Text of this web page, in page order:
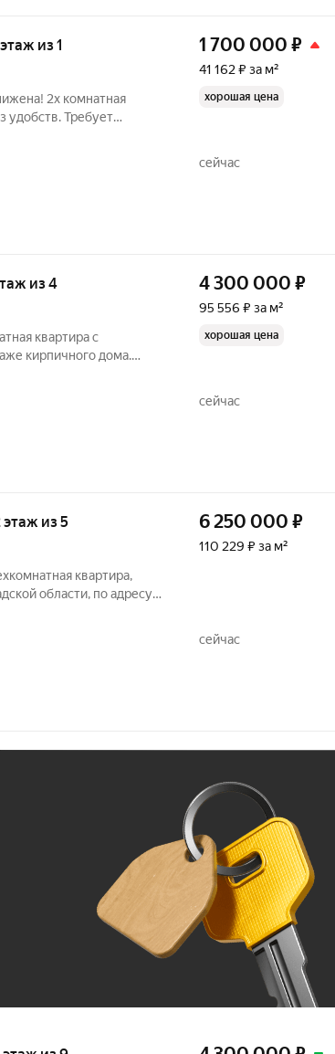
из 1
2х комнатная
удобств. Требует
свежий воздух.
1 700 000 ₽
41 162 ₽ за м²
хорошая цена
сейчас
из 4
квартира с
кирпичного дома.
двор, где расположена
4 300 000 ₽
95 556 ₽ за м²
хорошая цена
сейчас
этаж из 5
квартира,
области, по адресу
всей необходимой
6 250 000 ₽
110 229 ₽ за м²
сейчас